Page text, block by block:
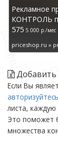
Рекламное
КОНТРОЛЬ
575 5 000 р./мес
priceshop.ru »
Добавить
Если Вы
авторизуйтесь
листа, каждую
Это поможет
множества